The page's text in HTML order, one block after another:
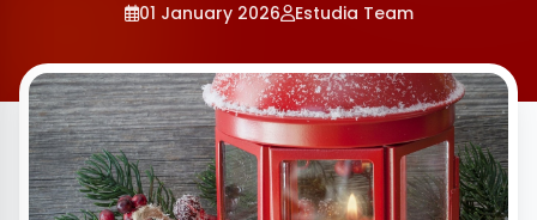
01 January 2026 Estudia Team